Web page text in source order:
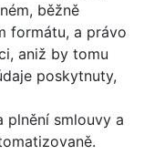
běžně
formátu, a právo
aniž by tomu
poskytnuty,
plnění smlouvy a